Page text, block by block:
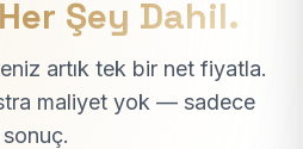
Şey Dahil.
artık tek bir net fiyatla.
maliyet yok — sadece
sonuç.